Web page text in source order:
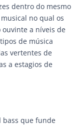
dentro do mesmo
no qual os
a níveis de
de música
vertentes de
a estagios de
bass que funde